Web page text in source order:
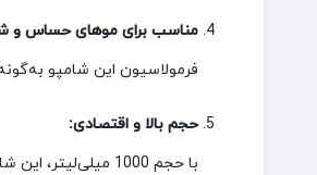
مناسب برای موهای حساس و
فرمولاسیون این شامپو
حجم بالا و اقتصادی:
با حجم 1000 میلی‌لیتر، این شامپو برای استفاده طولانی‌مدت و روزانه ایده‌آل است و ارزش اقتصادی بالایی دارد.